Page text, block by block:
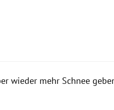
wieder mehr Schnee